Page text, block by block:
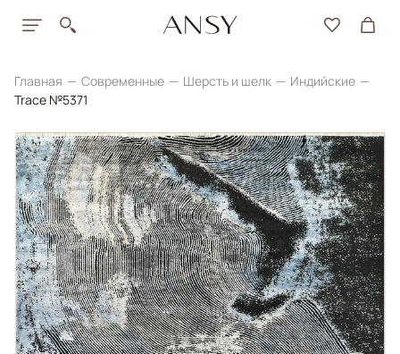
Главная Современные Шерсть и шелк
Индийские
Trace №5371